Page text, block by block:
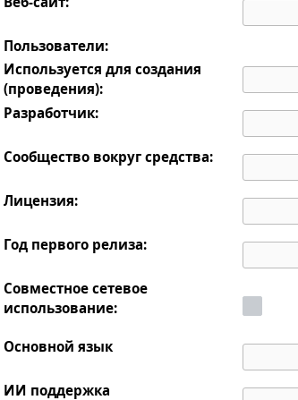
Пользователи:
Используется для создания
(проведения):
Разработчик:
Сообщество вокруг средства:
Лицензия:
Год первого релиза:
Совместное сетевое
использование:
Основной язык
ИИ поддержка